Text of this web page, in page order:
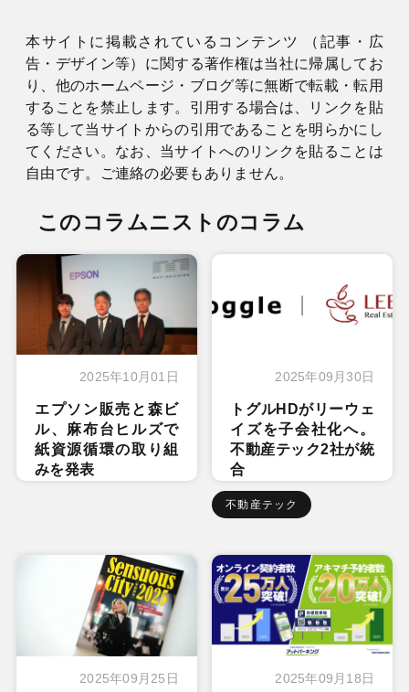
本サイトに掲載されているコンテンツ （記事・広
告・デザイン等）に関する著作権は当社に帰属してお
り、他のホームページ・ブログ等に無断で転載・転用
することを禁止します。引用する場合は、リンクを貼
る等して当サイトからの引用であることを明らかにし
てください。なお、当サイトへのリンクを貼ることは
自由です。ご連絡の必要もありません。
このコラムニストのコラム
2025年10月01日
エプソン販売と森ビ
ル、麻布台ヒルズで
紙資源循環の取り組
みを発表
2025年09月30日
トグルHDがリーウェ
イズを子会社化へ。
不動産テック2社が統
合
不動産テック
2025年09月25日 2025年09月18日